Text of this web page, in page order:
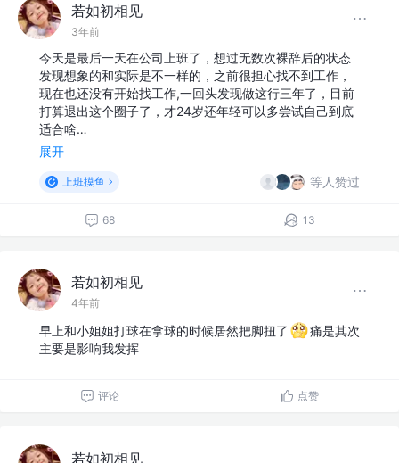
若如初相见
3年前
今天是最后一天在公司上班了，想过无数次裸辞后的状态
发现想象的和实际是不一样的，之前很担心找不到工作，
现在也还没有开始找工作,一回头发现做这行三年了，目前
打算退出这个圈子了，才24岁还年轻可以多尝试自己到底
适合啥…
展开
上班摸鱼 等人赞过
68 13
若如初相见
4年前
早上和小姐姐打球在拿球的时候居然把脚扭了
痛是其次
主要是影响我发挥
评论 点赞
若如初相见